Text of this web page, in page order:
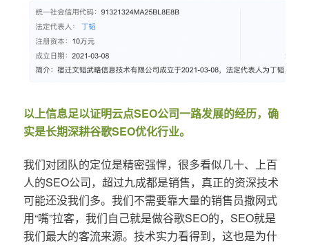
以上信息足以证明云点SEO公司一路发展的经历，确
实是长期深耕谷歌SEO优化行业。
我们对团队的定位是精密强悍，很多看似几十、上百
人的SEO公司，超过九成都是销售，真正的资深技术
可能还没我们多。我们不需要靠大量的销售员撒网式
用“嘴”拉客，我们自己就是做谷歌SEO的，SEO就是
我们最大的客流来源。技术实力看得到，这也是为什